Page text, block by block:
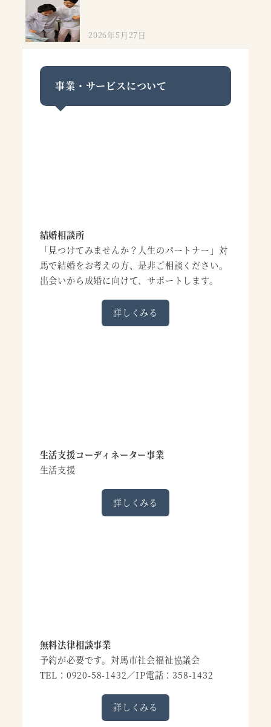
2026年5月27日
事業・サービスについて
結婚相談所
「見つけてみませんか？人生のパートナー」対
馬で結婚をお考えの方、是非ご相談ください。
出会いから成婚に向けて、サポートします。
詳しくみる
生活支援コーディネーター事業
生活支援
詳しくみる
無料法律相談事業
予約が必要です。対馬市社会福祉協議会
TEL：0920-58-1432／IP電話：358-1432
詳しくみる